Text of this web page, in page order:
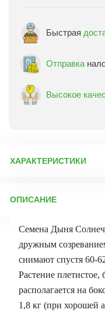
Быстрая
Отправка
Высокое
ХАРАКТЕРИСТИКИ
Бренд товара:
Срок отправки:
ОПИСАНИЕ
Семена Дыня
дружным
снимают спустя 60-
Растение плетистое,
располагается на
1,8 кг (при хорошей